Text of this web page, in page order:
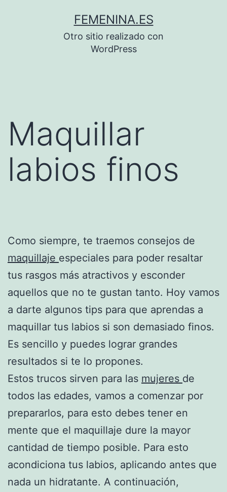
FEMENINA.ES
Otro sitio realizado con
WordPress
Maquillar
labios finos
Como siempre, te traemos consejos de
maquillaje especiales para poder resaltar
tus rasgos más atractivos y esconder
aquellos que no te gustan tanto. Hoy vamos
a darte algunos tips para que aprendas a
maquillar tus labios si son demasiado finos.
Es sencillo y puedes lograr grandes
resultados si te lo propones.
Estos trucos sirven para las mujeres de
todos las edades, vamos a comenzar por
prepararlos, para esto debes tener en
mente que el maquillaje dure la mayor
cantidad de tiempo posible. Para esto
acondiciona tus labios, aplicando antes que
nada un hidratante. A continuación,